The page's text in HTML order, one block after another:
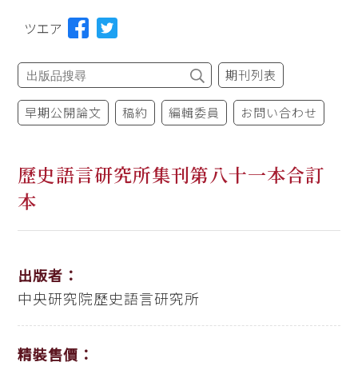
ツエア
期刊列表
早期公開論文 稿約 編輯委員 お問い合わせ
歷史語言研究所集刊第八十一本合訂
本
出版者：
中央研究院歷史語言研究所
精裝售價：